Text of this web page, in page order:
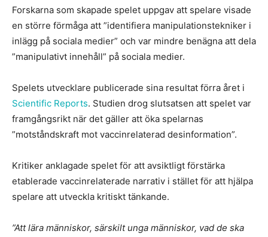
Forskarna som skapade spelet uppgav att spelare visade
en större förmåga att ”identifiera manipulationstekniker i
inlägg på sociala medier” och var mindre benägna att dela
”manipulativt innehåll” på sociala medier.
Spelets utvecklare publicerade sina resultat förra året i
Scientific Reports. Studien drog slutsatsen att spelet var
framgångsrikt när det gäller att öka spelarnas
”motståndskraft mot vaccinrelaterad desinformation”.
Kritiker anklagade spelet för att avsiktligt förstärka
etablerade vaccinrelaterade narrativ i stället för att hjälpa
spelare att utveckla kritiskt tänkande.
”Att lära människor, särskilt unga människor, vad de ska